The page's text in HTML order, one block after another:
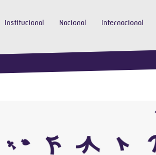
Institucional Nacional Internacional